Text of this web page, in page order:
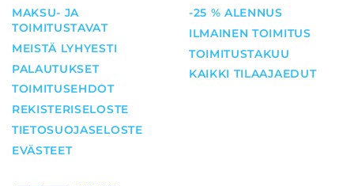
MAKSU- JA
TOIMITUSTAVAT
MEISTÄ LYHYESTI
PALAUTUKSET
TOIMITUSEHDOT
REKISTERISELOSTE
TIETOSUOJASELOSTE
EVÄSTEET
-25 % ALENNUS
ILMAINEN TOIMITUS
TOIMITUSTAKUU
KAIKKI TILAAJAEDUT